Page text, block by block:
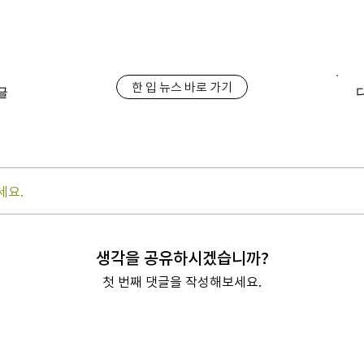
요.
생각을 공유하시겠습니까?
첫 번째 댓글을 작성해보세요.
한 입 뉴스 바로 가기